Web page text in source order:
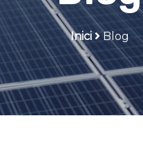
Inici Blog